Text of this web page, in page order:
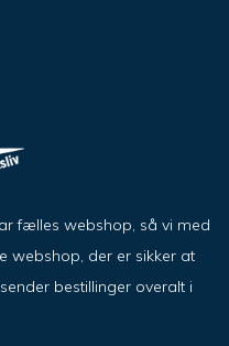
fælles webshop, så vi med
webshop, der er sikker at
bestillinger overalt i